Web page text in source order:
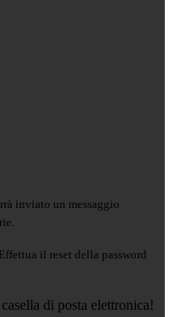
inviato un messaggio
il reset della password
di posta elettronica!